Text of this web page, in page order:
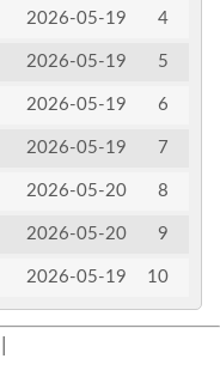
4
2026-05-19
5
2026-05-19
6
2026-05-19
7
2026-05-19
8
2026-05-20
9
2026-05-20
10
2026-05-19